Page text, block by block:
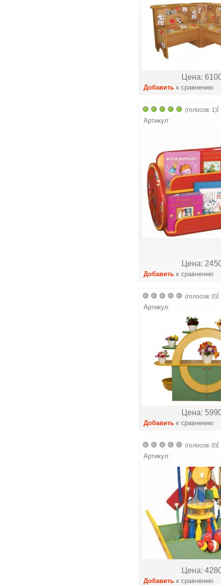
Цена:
Добавить к сравнению
(голосов: 1)
Артикул:
Цена:
Добавить к сравнению
(голосов: 0)
Артикул:
Цена:
Добавить к сравнению
(голосов: 0)
Артикул:
Цена:
Добавить к сравнению